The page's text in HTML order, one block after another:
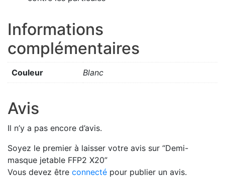
Informations
complémentaires
Couleur Blanc
Avis
Il n’y a pas encore d’avis.
Soyez le premier à laisser votre avis sur “Demi-
masque jetable FFP2 X20”
Vous devez être connecté pour publier un avis.